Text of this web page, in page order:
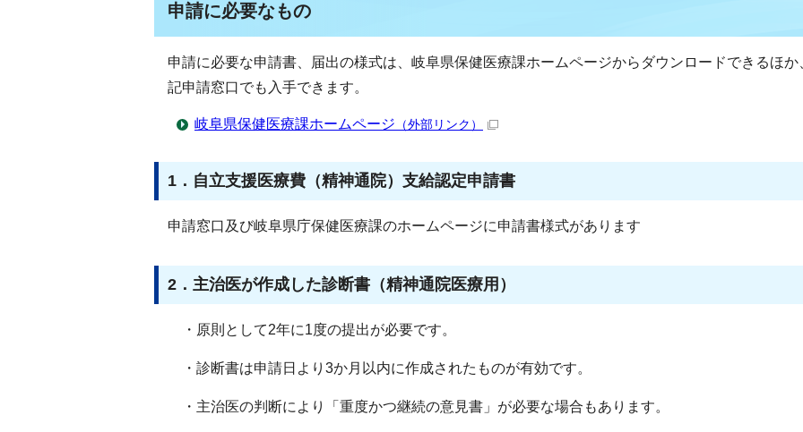
申請に必要なもの
申請に必要な申請書、届出の様式は、岐阜県保健医療課ホームページからダウンロードできるほか
記申請窓口でも入手できます。
岐阜県保健医療課ホームページ （外部リンク）
1．自立支援医療費（精神通院）支給認定申請書
申請窓口及び岐阜県庁保健医療課のホームページに申請書様式があります
2．主治医が作成した診断書（精神通院医療用）
・原則として2年に1度の提出が必要です。
・診断書は申請日より3か月以内に作成されたものが有効です。
・主治医の判断により「重度かつ継続の意見書」が必要な場合もあります。